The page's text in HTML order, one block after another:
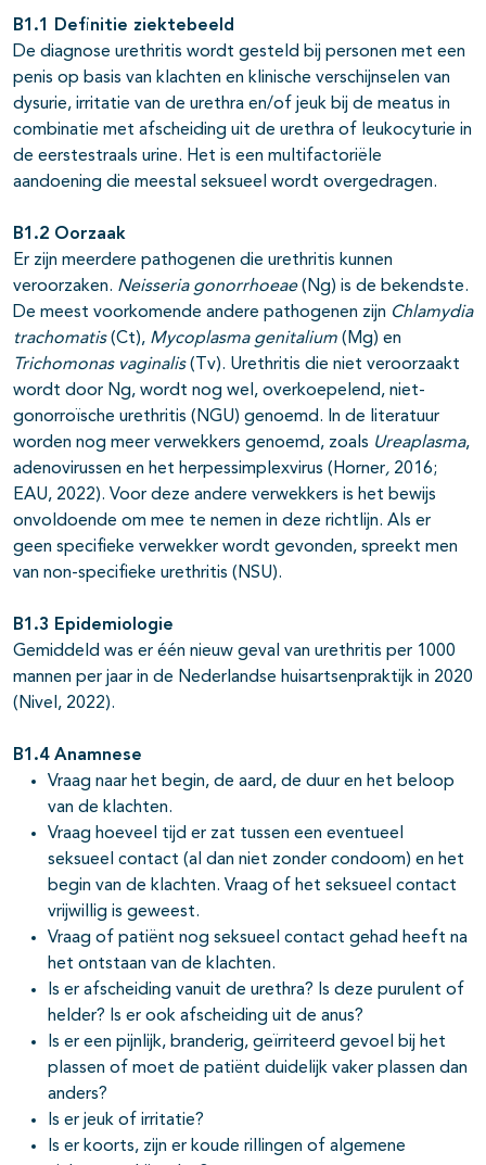
B1.1 Definitie ziektebeeld
De diagnose urethritis wordt gesteld bij personen met een
penis op basis van klachten en klinische verschijnselen van
dysurie, irritatie van de urethra en/of jeuk bij de meatus in
combinatie met afscheiding uit de urethra of leukocyturie in
de eerstestraals urine. Het is een multifactoriële
aandoening die meestal seksueel wordt overgedragen.
B1.2 Oorzaak
Er zijn meerdere pathogenen die urethritis kunnen
veroorzaken. Neisseria gonorrhoeae(Ng) is de bekendste.
De meest voorkomende andere pathogenen zijn Chlamydia
trachomatis(Ct), Mycoplasma genitalium (Mg) en
Trichomonas vaginalis(Tv). Urethritis die niet veroorzaakt
wordt door Ng, wordt nog wel, overkoepelend, niet-
gonorroïsche urethritis (NGU) genoemd. In de literatuur
worden nog meer verwekkers genoemd, zoals Ureaplasma,
adenovirussen en het herpessimplexvirus (Horner, 2016;
EAU, 2022). Voor deze andere verwekkers is het bewijs
onvoldoende om mee te nemen in deze richtlijn. Als er
geen specifieke verwekker wordt gevonden, spreekt men
van non-specifieke urethritis (NSU).
B1.3 Epidemiologie
Gemiddeld was er één nieuw geval van urethritis per 1000
mannen per jaar in de Nederlandse huisartsenpraktijk in 2020
(Nivel, 2022).
B1.4 Anamnese
Vraag naar het begin, de aard, de duur en het beloop
van de klachten.
Vraag hoeveel tijd er zat tussen een eventueel
seksueel contact (al dan niet zonder condoom) en het
begin van de klachten. Vraag of het seksueel contact
vrijwillig is geweest.
Vraag of patiënt nog seksueel contact gehad heeft na
het ontstaan van de klachten.
Is er afscheiding vanuit de urethra? Is deze purulent of
helder? Is er ook afscheiding uit de anus?
Is er een pijnlijk, branderig, geïrriteerd gevoel bij het
plassen of moet de patiënt duidelijk vaker plassen dan
anders?
Is er jeuk of irritatie?
Is er koorts, zijn er koude rillingen of algemene